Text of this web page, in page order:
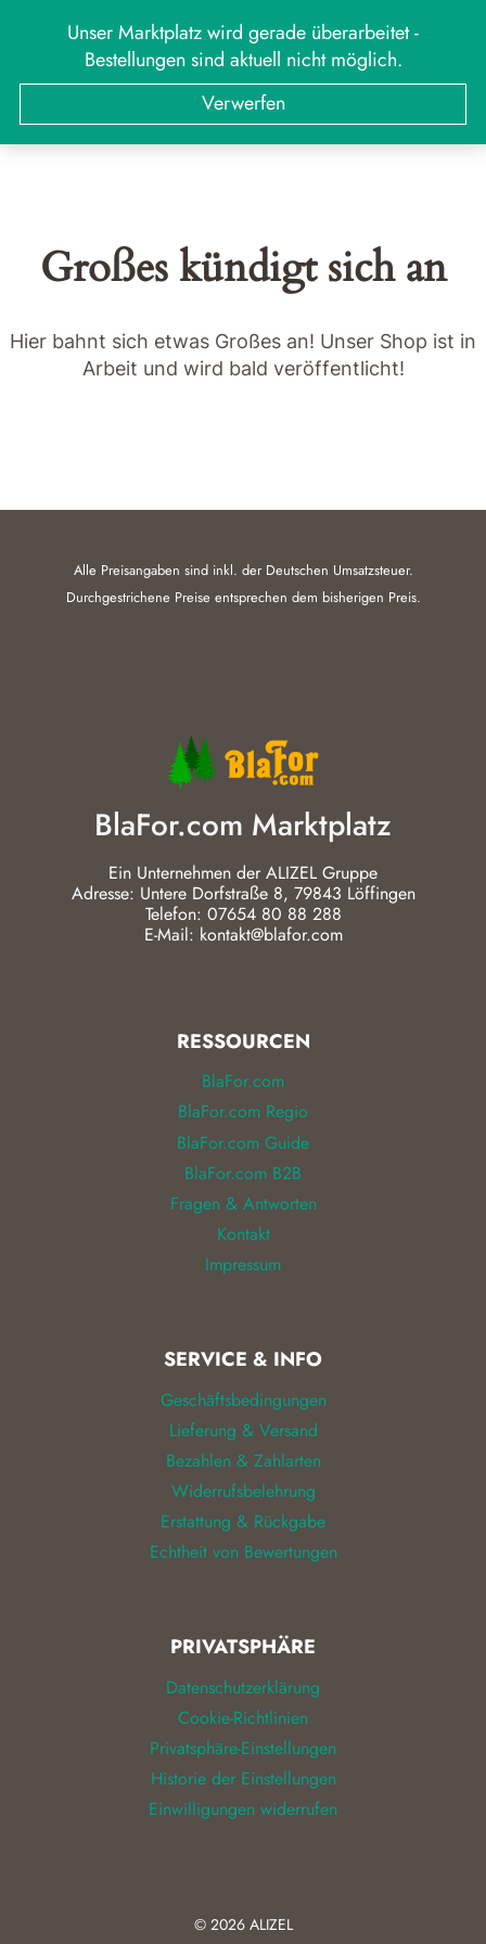
Unser Marktplatz wird gerade überarbeitet -
Bestellungen sind aktuell nicht möglich.
Verwerfen
MARKT
Suchen
Großes kündigt sich an
Hier bahnt sich etwas Großes an! Unser Shop ist in
Arbeit und wird bald veröffentlicht!
Alle Preisangaben sind inkl. der Deutschen Umsatzsteuer.
Durchgestrichene Preise entsprechen dem bisherigen Preis.
BlaFor.com Marktplatz
Ein Unternehmen der ALIZEL Gruppe
Adresse: Untere Dorfstraße 8, 79843 Löffingen
Telefon: 07654 80 88 288
E-Mail: kontakt@blafor.com
RESSOURCEN
BlaFor.com
BlaFor.com Regio
BlaFor.com Guide
BlaFor.com B2B
Fragen & Antworten
Kontakt
Impressum
SERVICE & INFO
Geschäftsbedingungen
Lieferung & Versand
Bezahlen & Zahlarten
Widerrufsbelehrung
Erstattung & Rückgabe
Echtheit von Bewertungen
PRIVATSPHÄRE
Datenschutzerklärung
Cookie-Richtlinien
Privatsphäre-Einstellungen
Historie der Einstellungen
Einwilligungen widerrufen
© 2026 ALIZEL